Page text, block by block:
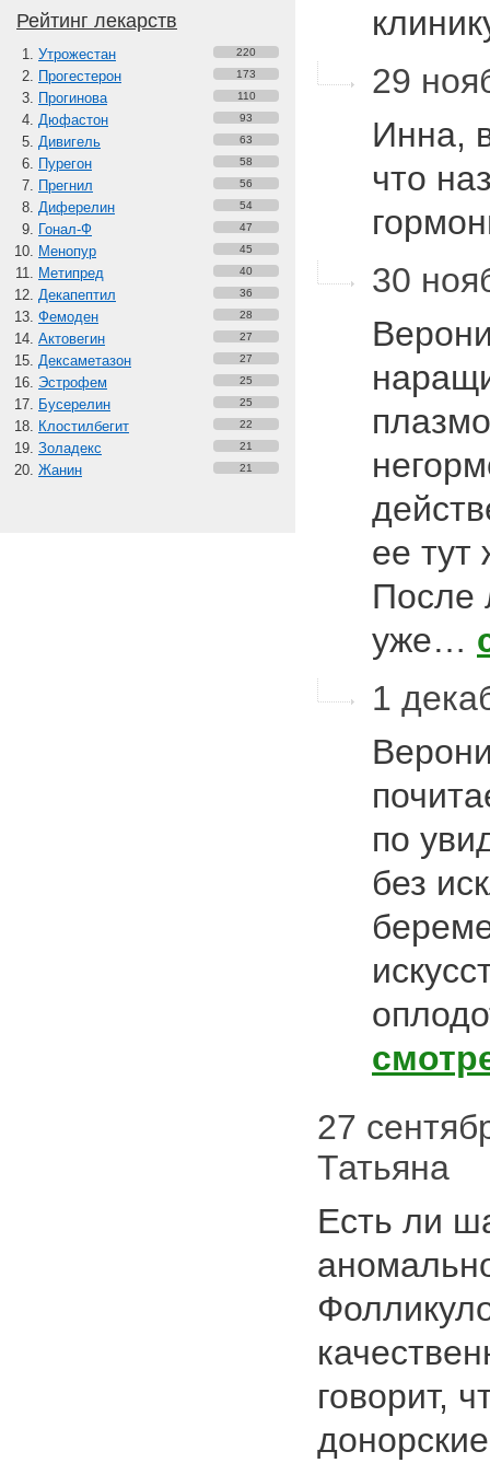
Рейтинг лекарств
Утрожестан 220
Прогестерон 173
Прогинова 110
Дюфастон 93
Дивигель 63
Пурегон 58
Прегнил 56
Диферелин 54
Гонал-Ф 47
Менопур 45
Метипред 40
Декапептил 36
Фемоден 28
Актовегин 27
Дексаметазон 27
Эстрофем 25
Бусерелин 25
Клостилбегит 22
Золадекс 21
Жанин 21
29
Инна,
что
30
ее
После
уже…
1
по
без
27
Татьяна
Есть ли
говорит,